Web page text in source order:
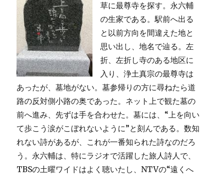
草に最尊寺を探す。永六輔
の生家である。駅前へ出る
と以前方向を間違えた地と
思い出し、地名で辿る。左
折、左折し寺のある地区に
入り、浄土真宗の最尊寺は
あったが、墓地がない。墓参帰りの方に尋ねたら道
路の反対側小路の奥であった。ネット上で観た墓の
前へ進み、先ずは手を合わせた。墓には、“上を向い
て歩こう涙がこぼれないように”と刻んである。数知
れない詩があるが、これが一番知られた詩なのだろ
う。永六輔は、特にラジオで活躍した旅人詩人で、
TBSの土曜ワイドはよく聴いたし、NTVの“遠くへ